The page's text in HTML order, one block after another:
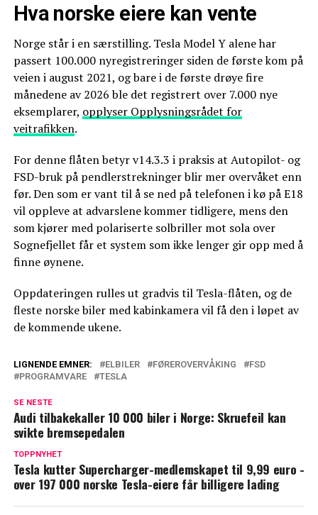
Hva norske eiere kan vente
Norge står i en særstilling. Tesla Model Y alene har
passert 100.000 nyregistreringer siden de første kom på
veien i august 2021, og bare i de første drøye fire
månedene av 2026 ble det registrert over 7.000 nye
eksemplarer, opplyser Opplysningsrådet for
veitrafikken.
For denne flåten betyr v14.3.3 i praksis at Autopilot- og
FSD-bruk på pendlerstrekninger blir mer overvåket enn
før. Den som er vant til å se ned på telefonen i kø på E18
vil oppleve at advarslene kommer tidligere, mens den
som kjører med polariserte solbriller mot sola over
Sognefjellet får et system som ikke lenger gir opp med å
finne øynene.
Oppdateringen rulles ut gradvis til Tesla-flåten, og de
fleste norske biler med kabinkamera vil få den i løpet av
de kommende ukene.
LIGNENDE EMNER: ELBILER FØREROVERVÅKING
FSD
PROGRAMVARE
TESLA
SE NESTE
Audi tilbakekaller 10 000 biler i Norge: Skruefeil kan
svikte bremsepedalen
TOPPNYHET
Tesla kutter Supercharger-medlemskapet til 9,99 euro -
over 197 000 norske Tesla-eiere får billigere lading